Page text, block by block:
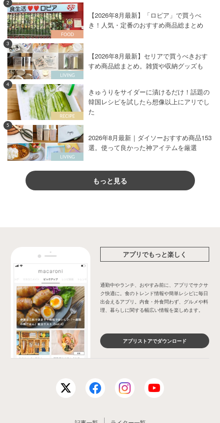
2
【2026年8月最新】「ロピア」で買うべ
き！人気・定番のおすすめ商品総まとめ
3
【2026年8月最新】セリアで買うべきおす
すめ商品総まとめ。雑貨や収納グッズも
4
きゅうりをサイダーに漬けるだけ！話題の
韓国レシピを試したら想像以上にアリでし
た
5
2026年8月最新｜ダイソーおすすめ商品153
選。使って良かった神アイテムを厳選
もっと見る
アプリでもっと楽しく
通勤中やランチ、おやすみ前に、アプリでサクサ
ク快適に。食のトレンド情報や簡単レシピに毎日
出会えるアプリ。内食・外食問わず、グルメや料
理、暮らしに関する幅広い情報を楽しめます。
アプリストアでダウンロード